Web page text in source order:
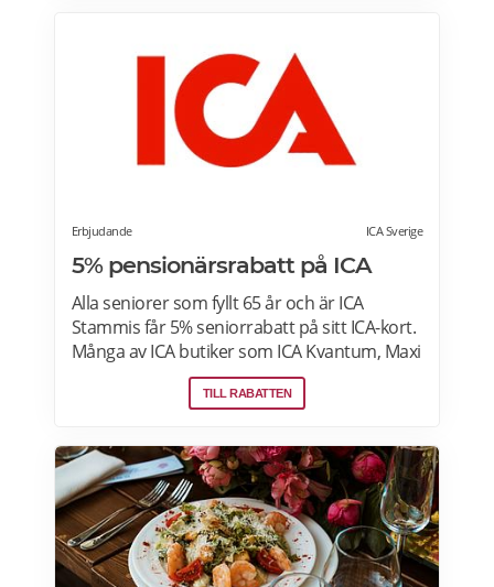
Vikingagryta, Pasta med kyckling och Tarte
flambée med crème fraiche, bacon och lök.
Läs mer om rabatter på din första matlåda
hos Betterfeast här.
Erbjudande ICA Sverige
5% pensionärsrabatt på ICA
Alla seniorer som fyllt 65 år och är ICA
Stammis får 5% seniorrabatt på sitt ICA-kort.
Många av ICA butiker som ICA Kvantum, Maxi
Stormarknad eller ICA Supermarket erbjuder
pensionärsrabatt. Läs mer om vilken ICA-
stad. Gäller vissa dagar i veckan både i butik
och online. Välj din favoritbutik för att se
aktuella erbjudanden. Läs mer om
pensionärsrabatter på ICA här.
TILL RABATTEN